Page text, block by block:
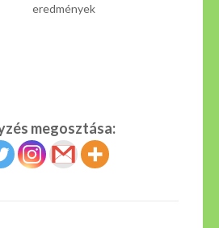
eredmények
megosztása: